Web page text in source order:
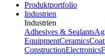
Produktportfolio
Industrien
Industrien
Adhesives & Sealants
EquipmentCeramics
ConstructionElectronics